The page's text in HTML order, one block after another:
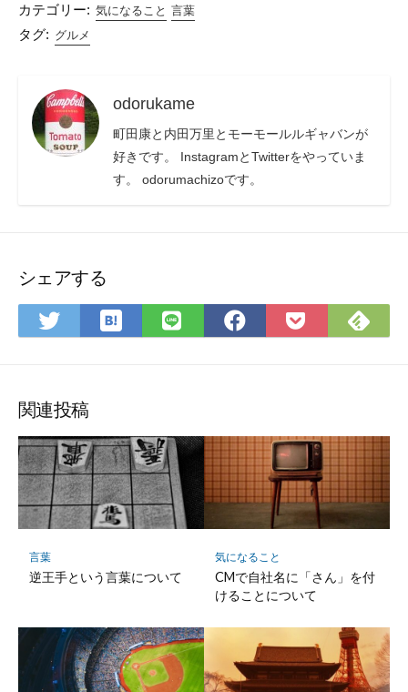
カテゴリー: 気になること 言葉
タグ: グルメ
odorukame
町田康と内田万里とモーモールルギャバンが
好きです。 InstagramとTwitterをやっていま
す。 odorumachizoです。
シェアする
Twitter
で
ア
は
て
マ
ー
ク
に
保
LINE
で
Facebook
で
Pocket
に
で
関連投稿
言葉
逆王手という言葉について
気になること
CMで自社名に「さん」を付
けることについて